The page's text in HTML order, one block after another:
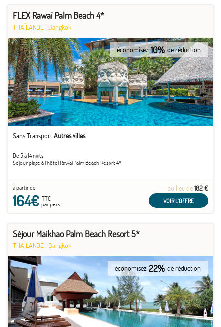
FLEX Rawaï Palm Beach 4*
THAÏLANDE | Bangkok
économisez 10% de réduction
Sans TransportAutres villes
De 5 à 14 nuits
Séjour plage à l'hôtel Rawai Palm Beach Resort 4*
à partir de
164€TTC
par pers.
au lieu de182 €
VOIR L'OFFRE
Séjour Maikhao Palm Beach Resort 5*
THAÏLANDE | Bangkok
économisez 22% de réduction